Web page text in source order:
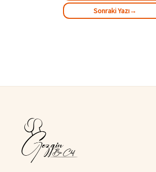
Sonraki Yazı→